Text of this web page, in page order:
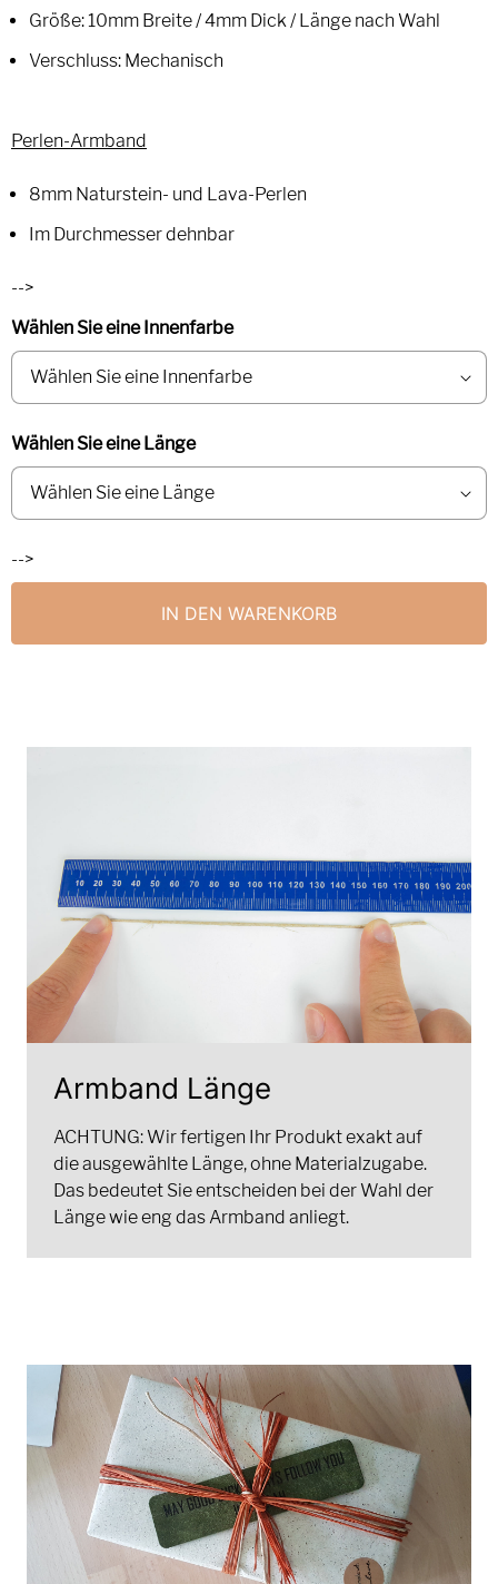
Größe: 10mm Breite / 4mm Dick / Länge nach Wahl
Verschluss: Mechanisch
Perlen-Armband
8mm Naturstein- und Lava-Perlen
Im Durchmesser dehnbar
-->
Wählen Sie eine Innenfarbe
Wählen Sie eine Länge
-->
IN DEN WARENKORB
Armband Länge
ACHTUNG: Wir fertigen Ihr Produkt exakt auf
die ausgewählte Länge, ohne Materialzugabe.
Das bedeutet Sie entscheiden bei der Wahl der
Länge wie eng das Armband anliegt.